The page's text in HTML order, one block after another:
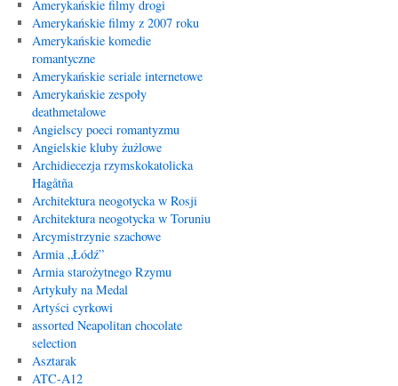
Amerykańskie filmy drogi
Amerykańskie filmy z 2007 roku
Amerykańskie komedie
romantyczne
Amerykańskie seriale internetowe
Amerykańskie zespoły
deathmetalowe
Angielscy poeci romantyzmu
Angielskie kluby żużlowe
Archidiecezja rzymskokatolicka
Hagåtña
Architektura neogotycka w Rosji
Architektura neogotycka w Toruniu
Arcymistrzynie szachowe
Armia „Łódź”
Armia starożytnego Rzymu
Artykuły na Medal
Artyści cyrkowi
assorted Neapolitan chocolate
selection
Asztarak
ATC-A12